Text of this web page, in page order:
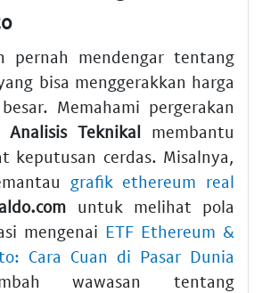
pernah mendengar tentang
bisa menggerakkan harga
Memahami pergerakan
Analisis Teknikal membantu
keputusan cerdas. Misalnya,
grafik ethereum real
untuk melihat pola
mengenai ETF Ethereum &
Cara Cuan di Pasar Dunia
wawasan tentang